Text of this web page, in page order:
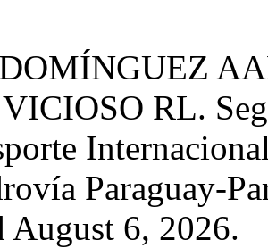
RL.
Paraguay-
August 6, 2026.